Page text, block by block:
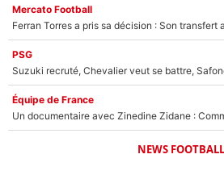
Mercato Football
PSG
Équipe de France
NEWS FOOTBALL